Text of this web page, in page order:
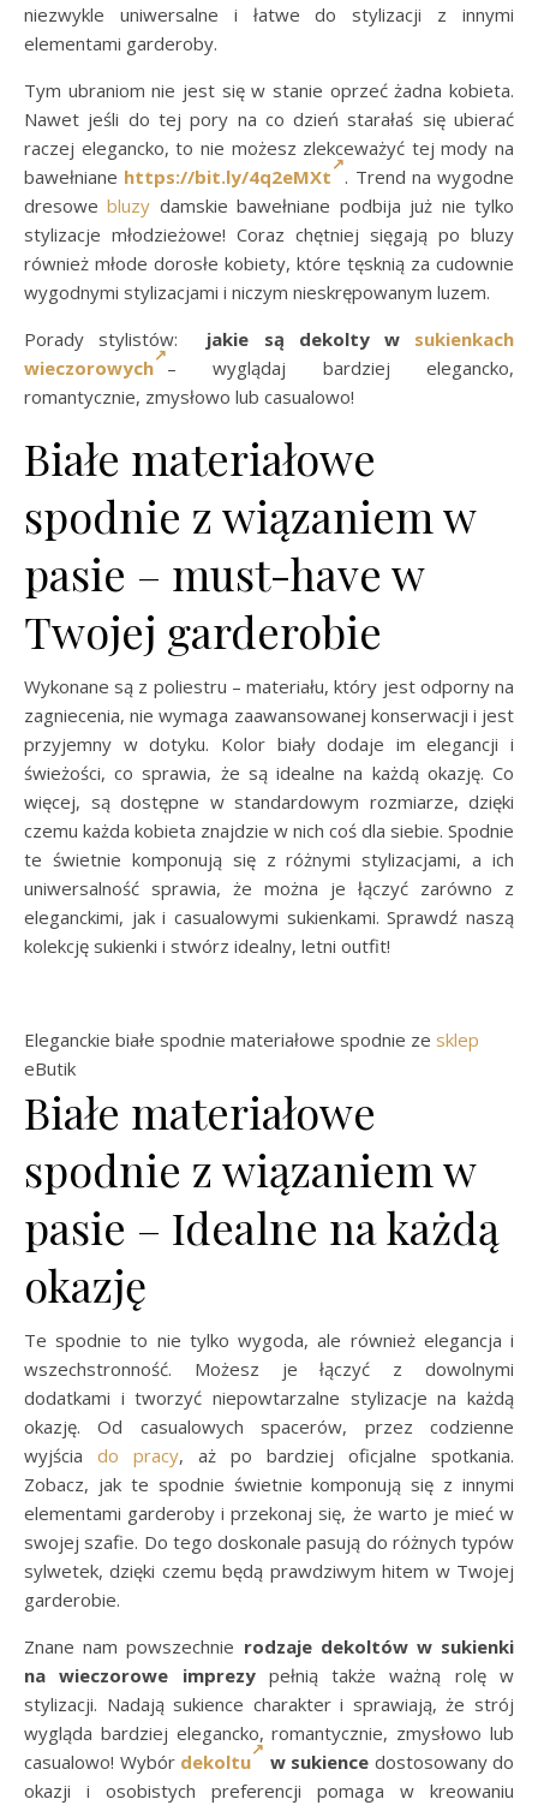
niezwykle uniwersalne i łatwe do stylizacji z innymi
elementami garderoby.
Tym ubraniom nie jest się w stanie oprzeć żadna kobieta.
Nawet jeśli do tej pory na co dzień starałaś się ubierać
raczej elegancko, to nie możesz zlekceważyć tej mody na
bawełniane https://bit.ly/4q2eMXt
. Trend na wygodne
dresowebluzy damskie bawełniane podbija już nie tylko
stylizacje młodzieżowe! Coraz chętniej sięgają po bluzy
również młode dorosłe kobiety, które tęsknią za cudownie
wygodnymi stylizacjami i niczym nieskrępowanym luzem.
Porady stylistów:
jakie są dekolty w sukienkach
wieczorowych – wyglądaj bardziej elegancko,
romantycznie, zmysłowo lub casualowo!
Białe materiałowe
spodnie z wiązaniem w
pasie – must-have w
Twojej garderobie
Wykonane są z poliestru – materiału, który jest odporny na
zagniecenia, nie wymaga zaawansowanej konserwacji i jest
przyjemny w dotyku. Kolor biały dodaje im elegancji i
świeżości, co sprawia, że są idealne na każdą okazję. Co
więcej, są dostępne w standardowym rozmiarze, dzięki
czemu każda kobieta znajdzie w nich coś dla siebie. Spodnie
te świetnie komponują się z różnymi stylizacjami, a ich
uniwersalność sprawia, że można je łączyć zarówno z
eleganckimi, jak i casualowymi sukienkami. Sprawdź naszą
kolekcję sukienki i stwórz idealny, letni outfit!
Eleganckie białe spodnie materiałowe spodnie ze sklep
eButik
Białe materiałowe
spodnie z wiązaniem w
pasie – Idealne na każdą
okazję
Te spodnie to nie tylko wygoda, ale również elegancja i
wszechstronność. Możesz je łączyć z dowolnymi
dodatkami i tworzyć niepowtarzalne stylizacje na każdą
okazję. Od casualowych spacerów, przez codzienne
wyjścia do pracy, aż po bardziej oficjalne spotkania.
Zobacz, jak te spodnie świetnie komponują się z innymi
elementami garderoby i przekonaj się, że warto je mieć w
swojej szafie. Do tego doskonale pasują do różnych typów
sylwetek, dzięki czemu będą prawdziwym hitem w Twojej
garderobie.
Znane nam powszechnie rodzaje dekoltów w sukienki
na wieczorowe imprezypełnią także ważną rolę w
stylizacji. Nadają sukience charakter i sprawiają, że strój
wygląda bardziej elegancko, romantycznie, zmysłowo lub
casualowo! Wybór dekoltu w sukience dostosowany do
okazji i osobistych preferencji pomaga w kreowaniu